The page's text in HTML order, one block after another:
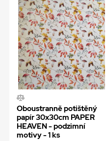
Oboustranně potištěný
papír 30x30cm PAPER
HEAVEN - podzimní
motivy - 1 ks